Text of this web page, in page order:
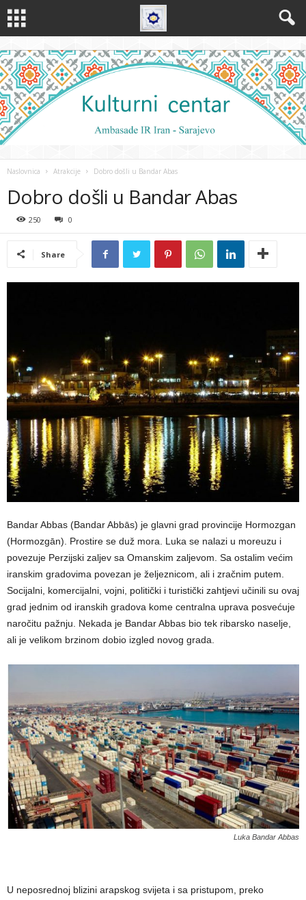
Naslovnica Atrakcije Dobro došli u Bandar Abas
Dobro došli u Bandar Abas
250 0
Share
Bandar Abbas (Bandar Abbās) je glavni grad provincije Hormozgan
(Hormozgān). Prostire se duž mora. Luka se nalazi u moreuzu i
povezuje Perzijski zaljev sa Omanskim zaljevom. Sa ostalim većim
iranskim gradovima povezan je željeznicom, ali i zračnim putem.
Socijalni, komercijalni, vojni, politički i turistički zahtjevi učinili su ovaj
grad jednim od iranskih gradova kome centralna uprava posvećuje
naročitu pažnju. Nekada je Bandar Abbas bio tek ribarsko naselje,
ali je velikom brzinom dobio izgled novog grada.
Luka Bandar Abbas
U neposrednoj blizini arapskog svijeta i sa pristupom, preko